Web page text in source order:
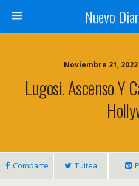
Nuevo
Noviembre 21,
Lugosi. Ascenso Y
Comparte Tuitea